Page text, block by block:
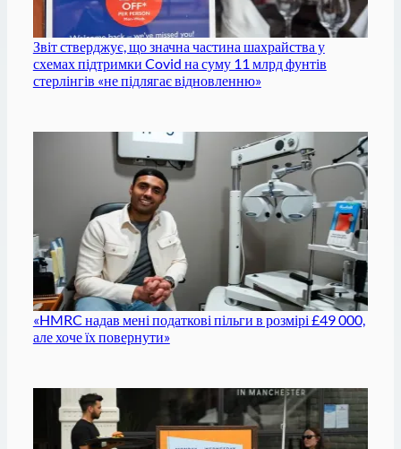
Звіт стверджує, що значна частина шахрайства у
схемах підтримки Covid на суму 11 млрд фунтів
стерлінгів «не підлягає відновленню»
«HMRC надав мені податкові пільги в розмірі £49 000,
але хоче їх повернути»